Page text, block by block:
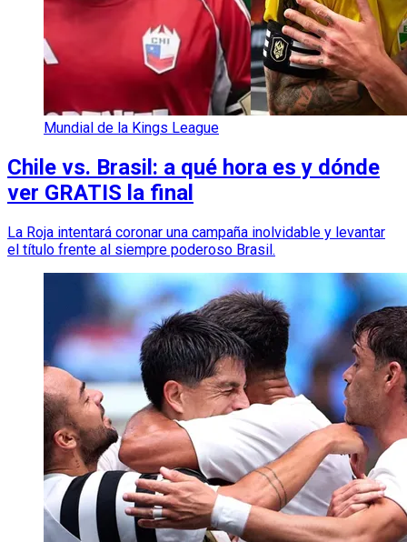
Mundial de la Kings League
Chile vs. Brasil: a qué hora es y dónde
ver GRATIS la final
La Roja intentará coronar una campaña inolvidable y levantar
el título frente al siempre poderoso Brasil.